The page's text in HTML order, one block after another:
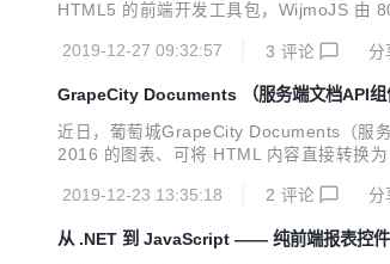
HTML5 的前端开发工具包，WijmoJS 由
2019-12-27 09:32:57
3 评论 分
GrapeCity Documents （服务端文档API组
近日，葡萄城GrapeCity Documents（服
2016 的图表、可将 HTML 内容直接转换
2019-12-23 13:35:18
2 评论 分
从 .NET 到 JavaScript —— 纯前端报表控